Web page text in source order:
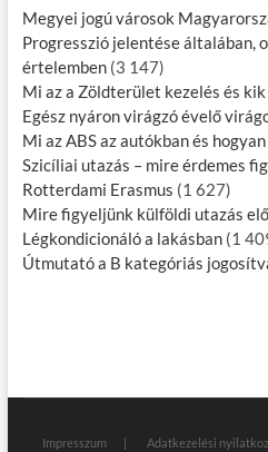
Megyei jogú városok
Progresszió jelentése általában,
értelemben (3 147)
Mi az a Zöldterület kezelés és
Egész nyáron virágzó évelő
Mi az ABS az autókban és
Szicíliai utazás – mire érdemes
Rotterdami Erasmus (1 627)
Mire figyeljünk külföldi utazás
Légkondicionáló a lakásban (1
Útmutató a B kategóriás
Impresszum Adatkezelési